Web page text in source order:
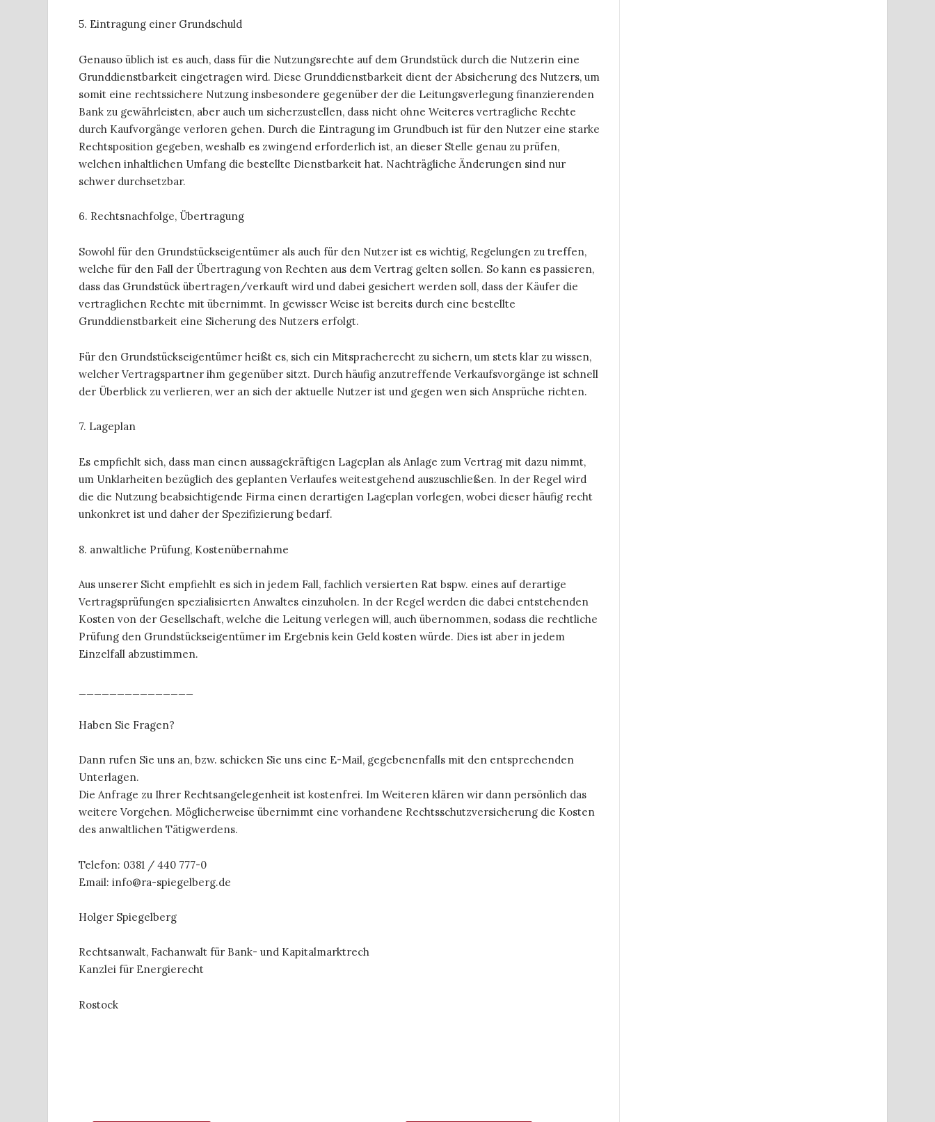
5. Eintragung einer Grundschuld
Genauso üblich ist es auch, dass für die Nutzungsrechte auf dem Grundstück durch die Nutzerin eine
Grunddienstbarkeit eingetragen wird. Diese Grunddienstbarkeit dient der Absicherung des Nutzers, um
somit eine rechtssichere Nutzung insbesondere gegenüber der die Leitungsverlegung finanzierenden
Bank zu gewährleisten, aber auch um sicherzustellen, dass nicht ohne Weiteres vertragliche Rechte
durch Kaufvorgänge verloren gehen. Durch die Eintragung im Grundbuch ist für den Nutzer eine starke
Rechtsposition gegeben, weshalb es zwingend erforderlich ist, an dieser Stelle genau zu prüfen,
welchen inhaltlichen Umfang die bestellte Dienstbarkeit hat. Nachträgliche Änderungen sind nur
schwer durchsetzbar.
6. Rechtsnachfolge, Übertragung
Sowohl für den Grundstückseigentümer als auch für den Nutzer ist es wichtig, Regelungen zu treffen,
welche für den Fall der Übertragung von Rechten aus dem Vertrag gelten sollen. So kann es passieren,
dass das Grundstück übertragen/verkauft wird und dabei gesichert werden soll, dass der Käufer die
vertraglichen Rechte mit übernimmt. In gewisser Weise ist bereits durch eine bestellte
Grunddienstbarkeit eine Sicherung des Nutzers erfolgt.
Für den Grundstückseigentümer heißt es, sich ein Mitspracherecht zu sichern, um stets klar zu wissen,
welcher Vertragspartner ihm gegenüber sitzt. Durch häufig anzutreffende Verkaufsvorgänge ist schnell
der Überblick zu verlieren, wer an sich der aktuelle Nutzer ist und gegen wen sich Ansprüche richten.
7. Lageplan
Es empfiehlt sich, dass man einen aussagekräftigen Lageplan als Anlage zum Vertrag mit dazu nimmt,
um Unklarheiten bezüglich des geplanten Verlaufes weitestgehend auszuschließen. In der Regel wird
die die Nutzung beabsichtigende Firma einen derartigen Lageplan vorlegen, wobei dieser häufig recht
unkonkret ist und daher der Spezifizierung bedarf.
8. anwaltliche Prüfung, Kostenübernahme
Aus unserer Sicht empfiehlt es sich in jedem Fall, fachlich versierten Rat bspw. eines auf derartige
Vertragsprüfungen spezialisierten Anwaltes einzuholen. In der Regel werden die dabei entstehenden
Kosten von der Gesellschaft, welche die Leitung verlegen will, auch übernommen, sodass die rechtliche
Prüfung den Grundstückseigentümer im Ergebnis kein Geld kosten würde. Dies ist aber in jedem
Einzelfall abzustimmen.
Haben Sie Fragen?
Dann rufen Sie uns an, bzw. schicken Sie uns eine E-Mail, gegebenenfalls mit den entsprechenden
Unterlagen.
Die Anfrage zu Ihrer Rechtsangelegenheit ist kostenfrei. Im Weiteren klären wir dann persönlich das
weitere Vorgehen. Möglicherweise übernimmt eine vorhandene Rechtsschutzversicherung die Kosten
des anwaltlichen Tätigwerdens.
Telefon: 0381 / 440 777-0
Email: info@ra-spiegelberg.de
Holger Spiegelberg
Rechtsanwalt, Fachanwalt für Bank- und Kapitalmarktrech
Kanzlei für Energierecht
Rostock